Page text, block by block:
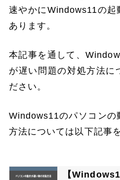
速やかにWindows11の起
あります。
本記事を通して、
が遅い問題の対処方法に
ださい。
Windows11のパソコンの
方法については以下記事
【